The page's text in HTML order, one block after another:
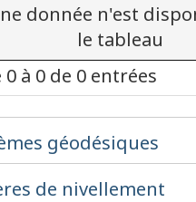
donnée n'est
le tableau
à 0 de 0 entrées
géodésiques
de nivellement